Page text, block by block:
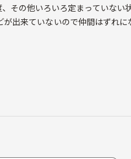
その他いろいろ定まっていない状
出来ていないので仲間はずれ
。
。一人の方が自由に行動出来て
です。一人ではなかなか気づ
をどうしたらいいのか全く分か